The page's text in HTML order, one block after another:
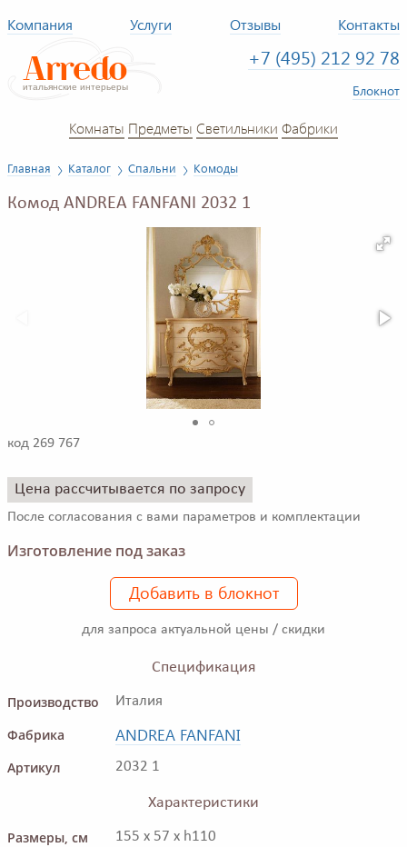
Компания Услуги Отзывы Контакты
+7 (495) 212 92 78
Блокнот
Комнаты Предметы Светильники Фабрики
Главная Каталог Спальни Комоды
Комод ANDREA FANFANI 2032 1
код 269 767
Цена рассчитывается по запросу
После согласования с вами параметров и комплектации
Изготовление под заказ
Добавить в блокнот
для запроса актуальной цены / скидки
Спецификация
Производство
Италия
Фабрика ANDREA FANFANI
Артикул 2032 1
Характеристики
Размеры, см
155 x 57 x h110